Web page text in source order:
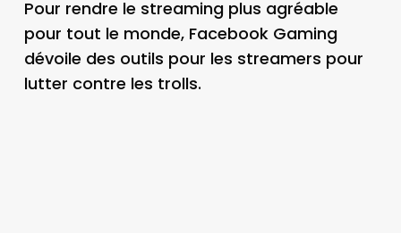
Pour rendre le streaming plus agréable
pour tout le monde, Facebook Gaming
dévoile des outils pour les streamers pour
lutter contre les trolls.